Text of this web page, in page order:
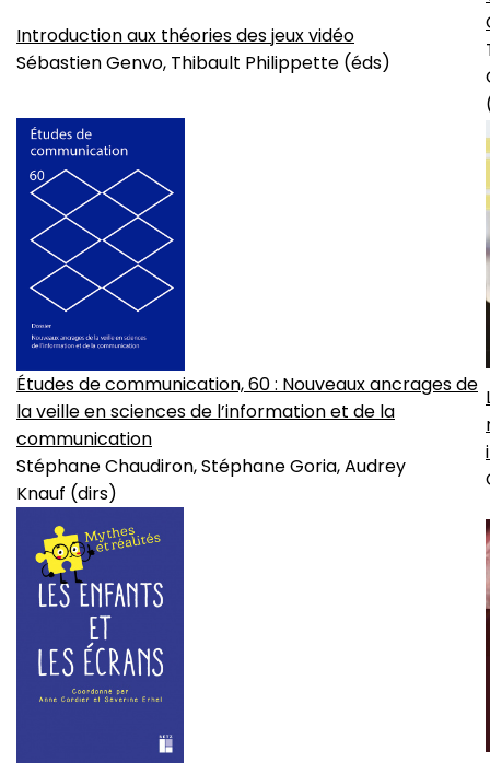
Introduction aux théories des jeux vidéo
Sébastien Genvo, Thibault Philippette (éds)
Études de communication, 60 : Nouveaux ancrages de
la veille en sciences de l’information et de la
communication
Stéphane Chaudiron, Stéphane Goria, Audrey
Knauf (dirs)